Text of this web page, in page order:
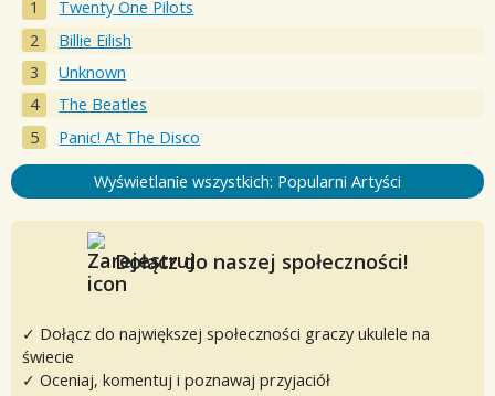
Twenty One Pilots
Billie Eilish
Unknown
The Beatles
Panic! At The Disco
Wyświetlanie wszystkich: Popularni Artyści
Dołącz do naszej społeczności!
✓ Dołącz do największej społeczności graczy ukulele na
świecie
✓ Oceniaj, komentuj i poznawaj przyjaciół